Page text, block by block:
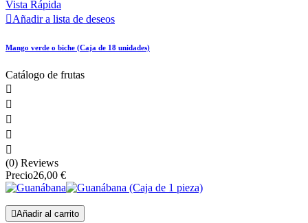
Vista Rápida
Añadir a lista de deseos
Mango verde o biche (Caja de 18 unidades)
Catálogo de frutas





(0) Reviews
Precio26,00 €
Añadir al carrito